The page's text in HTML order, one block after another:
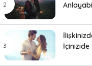
İçinizide